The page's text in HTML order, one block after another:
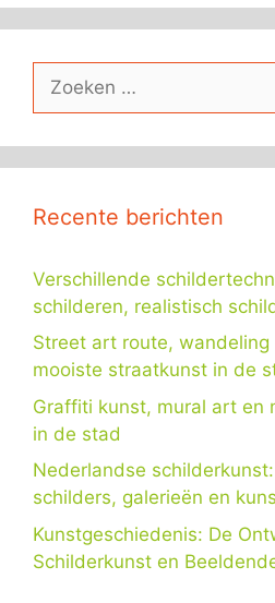
naar:
Recente berichten
Verschillende
schilderen, realistisch
Street art route,
mooiste straatkunst in de
Graffiti kunst, mural art en
in de stad
Nederlandse
schilders, galerieën en
Kunstgeschiedenis: De
Schilderkunst en